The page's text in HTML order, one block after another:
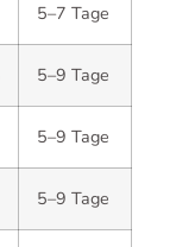
5–7 Tage
5–9 Tage
5–9 Tage
5–9 Tage